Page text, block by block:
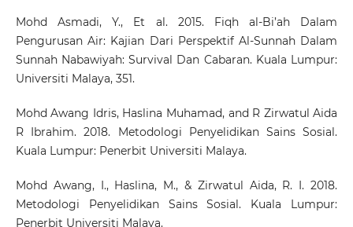
Mohd Asmadi, Y., Et al. 2015. Fiqh al-Bi’ah Dalam
Pengurusan Air: Kajian Dari Perspektif Al-Sunnah Dalam
Sunnah Nabawiyah: Survival Dan Cabaran. Kuala Lumpur:
Universiti Malaya, 351.
Mohd Awang Idris, Haslina Muhamad, and R Zirwatul Aida
R Ibrahim. 2018. Metodologi Penyelidikan Sains Sosial.
Kuala Lumpur: Penerbit Universiti Malaya.
Mohd Awang, I., Haslina, M., & Zirwatul Aida, R. I. 2018.
Metodologi Penyelidikan Sains Sosial. Kuala Lumpur:
Penerbit Universiti Malaya.